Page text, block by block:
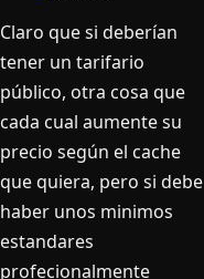
Claro que si deberían
tener un tarifario
público, otra cosa que
cada cual aumente su
precio según el cache
que quiera, pero si debe
haber unos minimos
estandares
profecionalmente